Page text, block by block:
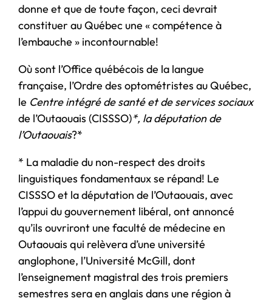
donne et que de toute façon, ceci devrait
constituer au Québec une « compétence à
l’embauche » incontournable!
Où sont l’Office québécois de la langue
française, l’Ordre des optométristes au Québec,
le Centre intégré de santé et de services sociaux
de l’Outaouais (CISSSO)*, la députation de
l’Outaouais?*
* La maladie du non-respect des droits
linguistiques fondamentaux se répand! Le
CISSSO et la députation de l’Outaouais, avec
l’appui du gouvernement libéral, ont annoncé
qu’ils ouvriront une faculté de médecine en
Outaouais qui relèvera d’une université
anglophone, l’Université McGill, dont
l’enseignement magistral des trois premiers
semestres sera en anglais dans une région à